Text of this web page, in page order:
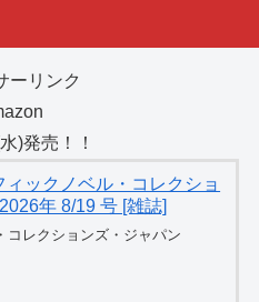
ーリンク
)発売！！
ィックノベル・コレクショ
年 8/19 号 [雑誌]
コレクションズ・ジャパン